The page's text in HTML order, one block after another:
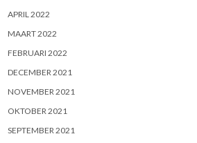
APRIL 2022
MAART 2022
FEBRUARI 2022
DECEMBER 2021
NOVEMBER 2021
OKTOBER 2021
SEPTEMBER 2021